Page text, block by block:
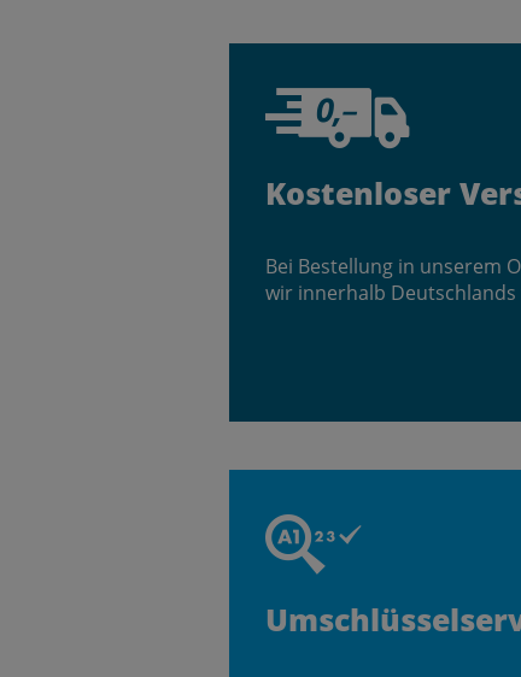
Kostenloser
Bei Bestellung in unserem
wir innerhalb Deutschlands